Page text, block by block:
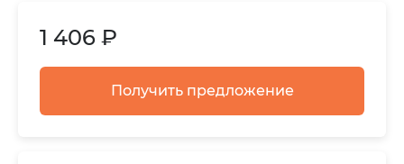
1 406 ₽
Получить предложение